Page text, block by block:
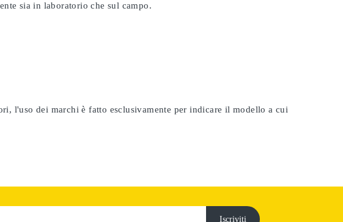
sia in laboratorio che sul campo.
l'uso dei marchi è fatto esclusivamente per indicare il modello a cui